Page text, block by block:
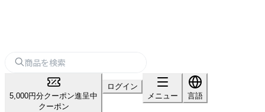
5,000円分クーポン進呈中
クーポン
ログイン
メニュー
言語